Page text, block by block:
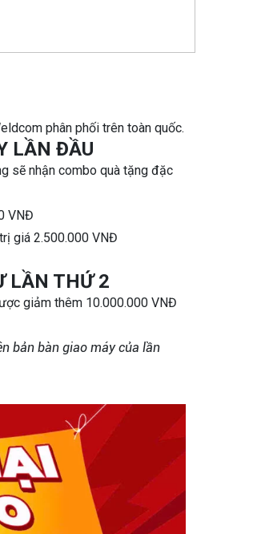
phân phối trên toàn quốc.
LẦN ĐẦU
sẽ nhận combo quà tặng đặc
VNĐ
giá 2.500.000 VNĐ
LẦN THỨ 2
giảm thêm 10.000.000 VNĐ
bản bàn giao máy của lần